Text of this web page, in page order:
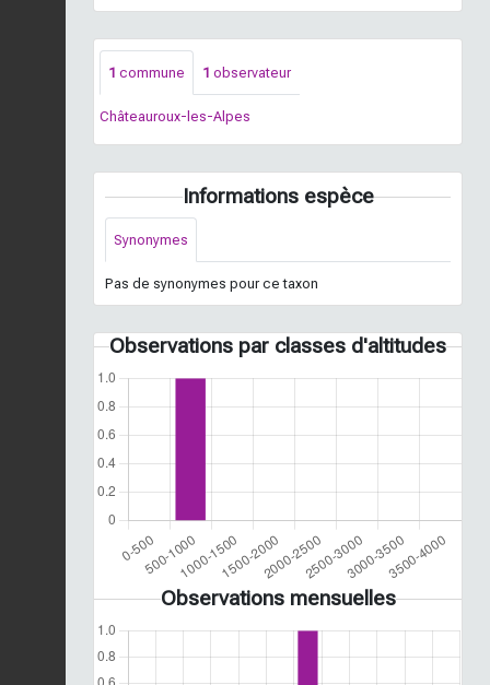
1 commune 1 observateur
Châteauroux-les-Alpes
Informations espèce
Synonymes
Pas de synonymes pour ce taxon
Observations par classes d'altitudes
Observations mensuelles